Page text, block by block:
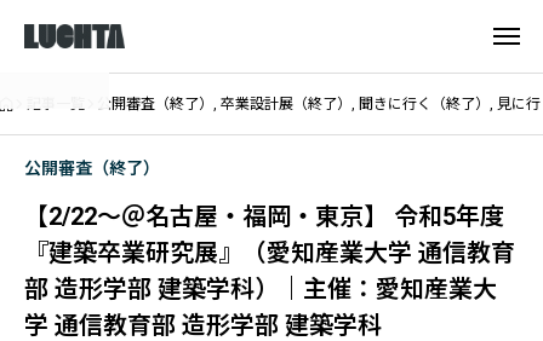
公開審査（終了）,卒業設計展（終了）, 聞きに行く（終了）, 見に
公開審査（終了）
【2/22〜＠名古屋・福岡・東京】 令和5年度
『建築卒業研究展』（愛知産業大学 通信教育
部 造形学部 建築学科）｜主催：愛知産業大
学 通信教育部 造形学部 建築学科